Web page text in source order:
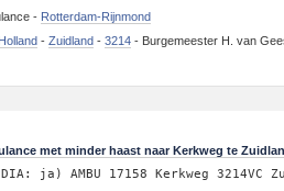
- Rotterdam-Rijnmond
-Zuidland -3214 - Burgemeester H. van
met minder haast naar Kerkweg te
ja) AMBU 17158 Kerkweg 3214VC